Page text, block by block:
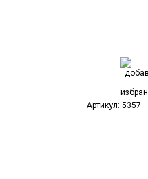
Артикул: 5357